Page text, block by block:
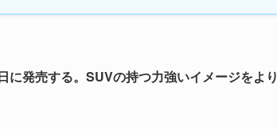
発売する。SUVの持つ力強いイメージをより